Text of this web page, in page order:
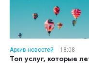
Архив новостей
18:08
Топ услуг, которые